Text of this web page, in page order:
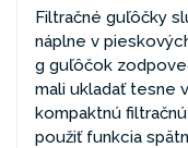
Filtračné guľôčky
náplne v
g guľôčok
mali ukladať tesne
kompaktnú
použiť funkcia